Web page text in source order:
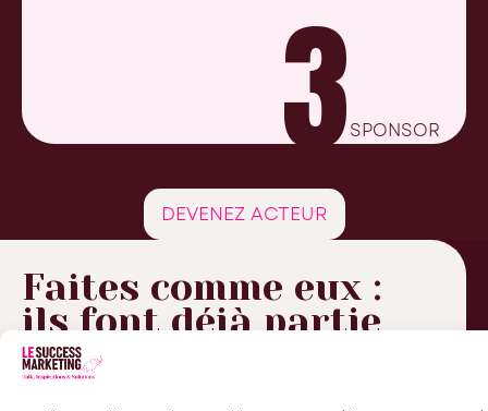
3SPONSOR
DEVENEZ ACTEUR
Faites comme eux :
ils font déjà partie
de
l’aventure !